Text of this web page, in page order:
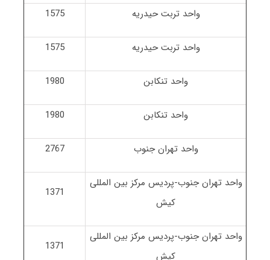
واحد تربت حیدریه 1575
واحد تربت حیدریه 1575
واحد تنکابن 1980
واحد تنکابن 1980
واحد تهران جنوب 2767
واحد تهران جنوب-پردیس مرکز بین المللی
کیش
1371
واحد تهران جنوب-پردیس مرکز بین المللی
کیش
1371